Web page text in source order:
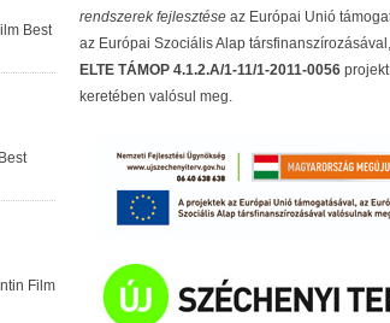
Best
Film
rendszerek fejlesztése az Európai Unió
az Európai Szociális Alap
ELTE TÁMOP 4.1.2.A/1-11/1-2011-0056 projekt
keretében valósul meg.